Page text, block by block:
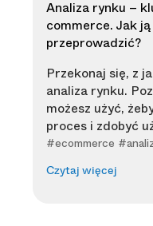
Analiza rynku –
commerce. Jak
przeprowadzić?
Przekonaj się, z
analiza rynku.
możesz użyć,
proces i zdobyć
#ecommerce
Czytaj więcej